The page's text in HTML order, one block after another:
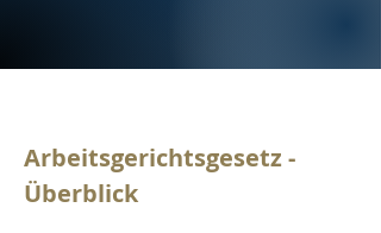
Arbeitsgerichtsgesetz -
Überblick